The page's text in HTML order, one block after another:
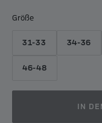
Größe
31-33 34-36
46-48
IN